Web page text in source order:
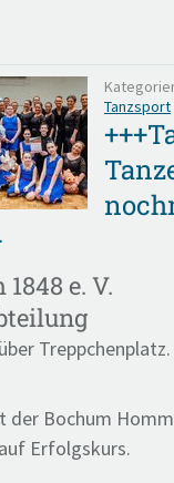
Tanzsport
e. V.
Treppchenplatz.
der Bochum
Erfolgskurs.